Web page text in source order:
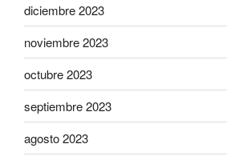
diciembre 2023
noviembre 2023
octubre 2023
septiembre 2023
agosto 2023